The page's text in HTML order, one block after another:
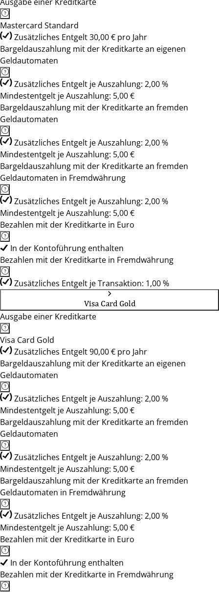
Mastercard Standard
Zusätzliches Entgelt 30,00 € pro Jahr
Bargeldauszahlung mit der Kreditkarte an eigenen
Geldautomaten
Zusätzliches Entgelt je Auszahlung: 2,00 %
Mindestentgelt je Auszahlung: 5,00 €
Bargeldauszahlung mit der Kreditkarte an fremden
Geldautomaten
Zusätzliches Entgelt je Auszahlung: 2,00 %
Mindestentgelt je Auszahlung: 5,00 €
Bargeldauszahlung mit der Kreditkarte an fremden
Geldautomaten in Fremdwährung
Zusätzliches Entgelt je Auszahlung: 2,00 %
Mindestentgelt je Auszahlung: 5,00 €
Bezahlen mit der Kreditkarte in Euro
In der Kontoführung enthalten
Bezahlen mit der Kreditkarte in Fremdwährung
Zusätzliches Entgelt je Transaktion: 1,00 %
Visa Card Gold
Ausgabe einer Kreditkarte
Visa Card Gold
Zusätzliches Entgelt 90,00 € pro Jahr
Bargeldauszahlung mit der Kreditkarte an eigenen
Geldautomaten
Zusätzliches Entgelt je Auszahlung: 2,00 %
Mindestentgelt je Auszahlung: 5,00 €
Bargeldauszahlung mit der Kreditkarte an fremden
Geldautomaten
Zusätzliches Entgelt je Auszahlung: 2,00 %
Mindestentgelt je Auszahlung: 5,00 €
Bargeldauszahlung mit der Kreditkarte an fremden
Geldautomaten in Fremdwährung
Zusätzliches Entgelt je Auszahlung: 2,00 %
Mindestentgelt je Auszahlung: 5,00 €
Bezahlen mit der Kreditkarte in Euro
In der Kontoführung enthalten
Bezahlen mit der Kreditkarte in Fremdwährung